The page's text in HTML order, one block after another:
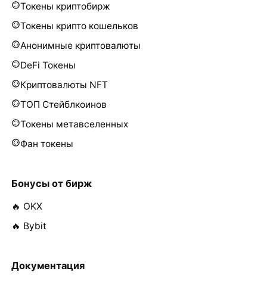
Токены криптобирж
Токены крипто кошельков
Анонимные криптовалюты
DeFi Токены
Криптовалюты NFT
ТОП Стейблкоинов
Токены метавселенных
Фан токены
Бонусы от бирж
🔥 OKX
🔥 Bybit
Документация